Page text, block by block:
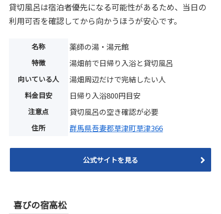
貸切風呂は宿泊者優先になる可能性があるため、当日の
利用可否を確認してから向かうほうが安心です。
名称 薬師の湯・湯元館
特徴 湯畑前で日帰り入浴と貸切風呂
向いている人 湯畑周辺だけで完結したい人
料金目安 日帰り入浴800円目安
注意点 貸切風呂の空き確認が必要
住所 群馬県吾妻郡草津町草津366
公式サイトを見る
喜びの宿高松